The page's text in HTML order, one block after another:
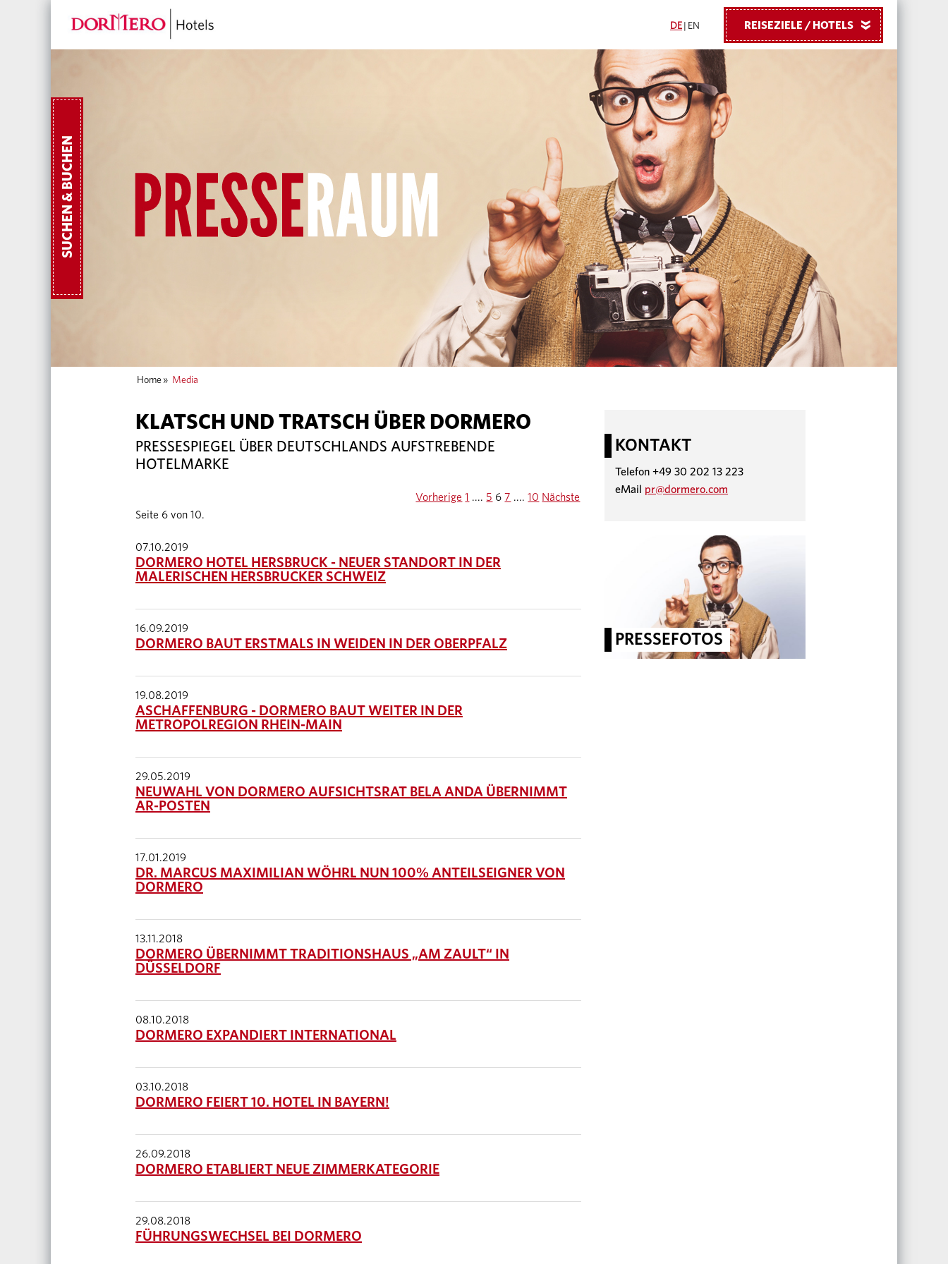
DE EN REISEZIELE / HOTELS »
SUCHEN & BUCHEN
Home » Media
KLATSCH UND TRATSCH ÜBER DORMERO
PRESSESPIEGEL ÜBER DEUTSCHLANDS AUFSTREBENDE
HOTELMARKE
Seite 6 von 10.
Vorherige 1 .... 5 6 7 .... 10 Nächste
07.10.2019
DORMERO HOTEL HERSBRUCK - NEUER STANDORT IN DER
MALERISCHEN HERSBRUCKER SCHWEIZ
16.09.2019
DORMERO BAUT ERSTMALS IN WEIDEN IN DER OBERPFALZ
19.08.2019
ASCHAFFENBURG - DORMERO BAUT WEITER IN DER
METROPOLREGION RHEIN-MAIN
29.05.2019
NEUWAHL VON DORMERO AUFSICHTSRAT BELA ANDA ÜBERNIMMT
AR-POSTEN
17.01.2019
DR. MARCUS MAXIMILIAN WÖHRL NUN 100% ANTEILSEIGNER VON
DORMERO
13.11.2018
DORMERO ÜBERNIMMT TRADITIONSHAUS „AM ZAULT“ IN
DÜSSELDORF
08.10.2018
DORMERO EXPANDIERT INTERNATIONAL
03.10.2018
DORMERO FEIERT 10. HOTEL IN BAYERN!
26.09.2018
DORMERO ETABLIERT NEUE ZIMMERKATEGORIE
29.08.2018
FÜHRUNGSWECHSEL BEI DORMERO
KONTAKT
Telefon +49 30 202 13 223
eMail pr@dormero.com
PRESSEFOTOS